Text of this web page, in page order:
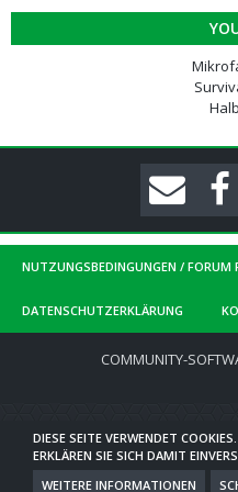
NUTZUNGSBEDINGUNGEN / FORUM
DATENSCHUTZERKLÄRUNG
COMMUNITY-
DIESE SEITE VERWENDET
ERKLÄREN SIE SICH DAMIT
WEITERE INFORMATIONEN